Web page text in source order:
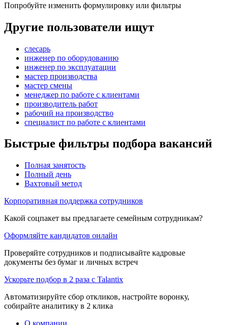
Попробуйте изменить формулировку или фильтры
Другие пользователи ищут
слесарь
инженер по оборудованию
инженер по эксплуатации
мастер производства
мастер смены
менеджер по работе с клиентами
производитель работ
рабочий на производство
специалист по работе с клиентами
Быстрые фильтры подбора вакансий
Полная занятость
Полный день
Вахтовый метод
Корпоративная поддержка сотрудников
Какой соцпакет вы предлагаете семейным сотрудникам?
Оформляйте кандидатов онлайн
Проверяйте сотрудников и подписывайте кадровые
документы без бумаг и личных встреч
Ускорьте подбор в 2 раза с Talantix
Автоматизируйте сбор откликов, настройте воронку,
собирайте аналитику в 2 клика